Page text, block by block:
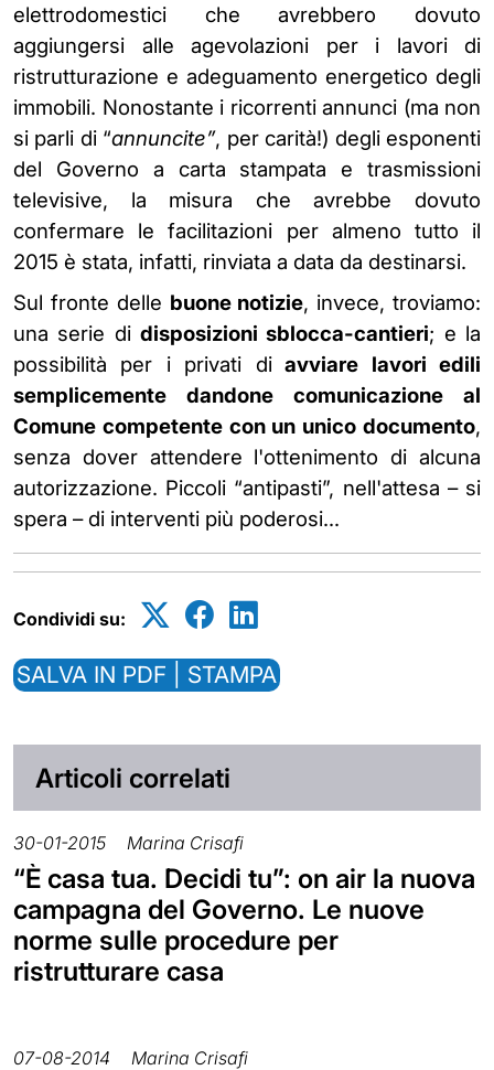
elettrodomestici che avrebbero dovuto
aggiungersi alle agevolazioni per i lavori di
ristrutturazione e adeguamento energetico degli
immobili. Nonostante i ricorrenti annunci (ma non
si parli di “annuncite”, per carità!) degli esponenti
del Governo a carta stampata e trasmissioni
televisive, la misura che avrebbe dovuto
confermare le facilitazioni per almeno tutto il
2015 è stata, infatti, rinviata a data da destinarsi.
Sul fronte delle buone notizie, invece, troviamo:
una serie di disposizioni sblocca-cantieri; e la
possibilità per i privati diavviare lavori edili
semplicemente dandone comunicazione al
Comune competente con un unico documento,
senza dover attendere l'ottenimento di alcuna
autorizzazione. Piccoli “antipasti”, nell'attesa – si
spera – di interventi più poderosi...
Condividi su:
SALVA IN PDF | STAMPA
Articoli correlati
30-01-2015 Marina Crisafi
“È casa tua. Decidi tu”: on air la nuova
campagna del Governo. Le nuove
norme sulle procedure per
ristrutturare casa
07-08-2014 Marina Crisafi